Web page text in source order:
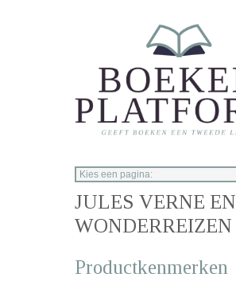
JULES VERNE
WONDERREIZEN
Productkenmerken